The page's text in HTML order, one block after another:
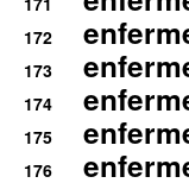
172
173
174
175
176